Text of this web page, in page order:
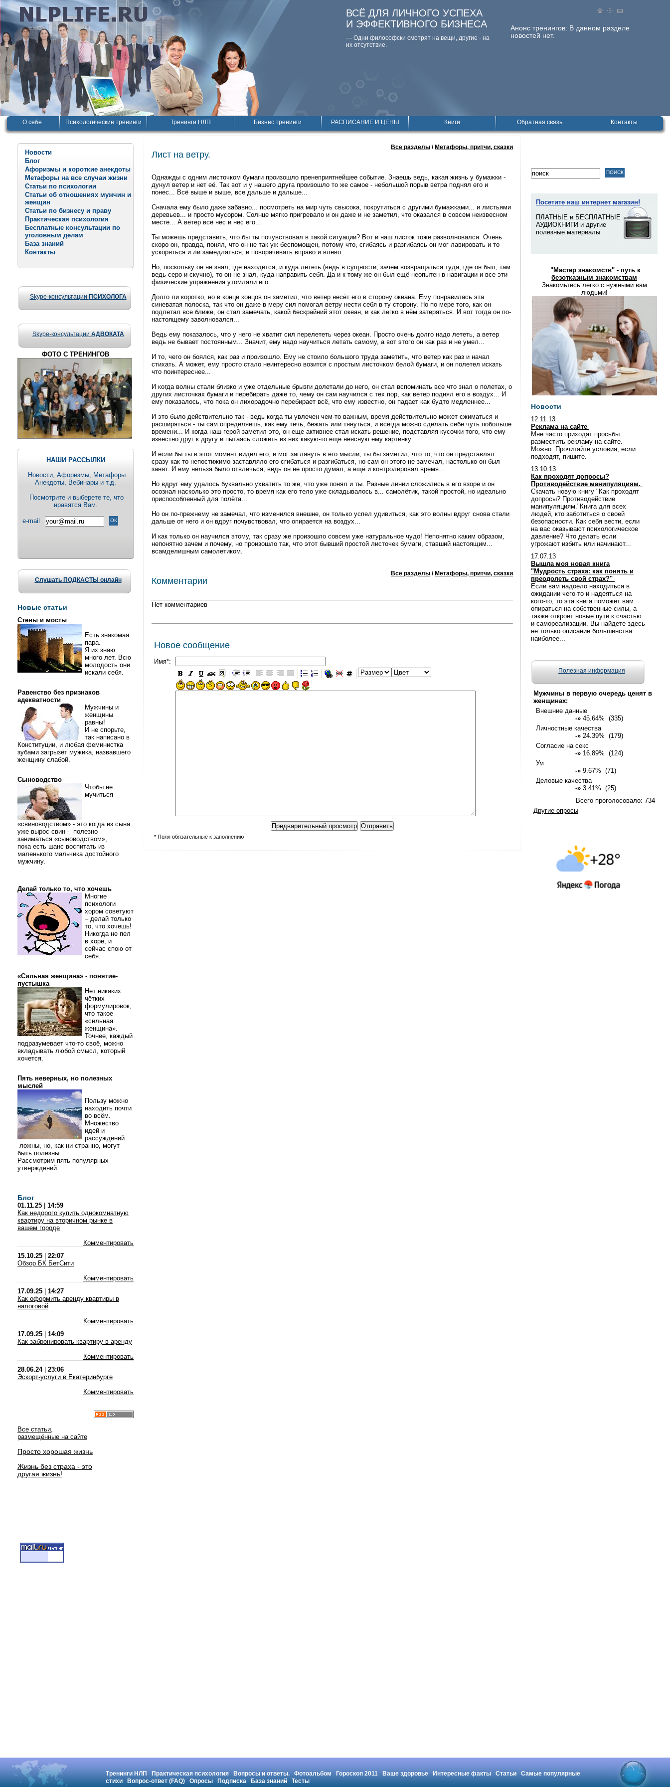
Анонс тренингов: В данном разделе
новостей нет.
ВСЁ ДЛЯ ЛИЧНОГО УСПЕХА
И ЭФФЕКТИВНОГО БИЗНЕСА
— Одни философски смотpят на вещи, дpугие - на
их отсутствие.
О себе Психологические тренинги Тренинги НЛП Бизнес тренинги РАСПИСАНИЕ И ЦЕНЫ Книги Обратная связь Контакты
Новости
Блог
Афоризмы и короткие анекдоты
Метафоры на все случаи жизни
Статьи по психологии
Статьи об отношениях мужчин и
женщин
Статьи по бизнесу и праву
Практическая психология
Бесплатные консультации по
уголовным делам
База знаний
Контакты
Skype-консультации ПСИХОЛОГА
Skype-консультации АДВОКАТА
ФОТО С ТРЕНИНГОВ
НАШИ РАССЫЛКИ
Новости, Aфоризмы, Метафоры
Анекдоты, Вебинары и т.д.
Посмотрите и выберете те, что
нравятся Вам.
e-mail
Слушать ПОДКАСТЫ онлайн
Новые статьи
Стены и мосты
Есть знакомая
пара.
Я их знаю
много лет. Всю
молодость они
искали себя.
Равенство без признаков
адекватности
Мужчины и
женщины
равны!
И не спорьте,
так написано в
Конституции, и любая феминистка
зубами загрызёт мужика, назвавшего
женщину слабой.
Сыноводство
Чтобы не
мучиться
«свиноводством» - это когда из сына
уже вырос свин - полезно
заниматься «сыноводством»,
пока есть шанс воспитать из
маленького мальчика достойного
мужчину.
Делай только то, что хочешь
Многие
психологи
хором советуют
– делай только
то, что хочешь!
Никогда не пел
в хоре, и
сейчас спою от
себя.
«Сильная женщина» - понятие-
пустышка
Нет никаких
чётких
формулировок,
что такое
«сильная
женщина».
Точнее, каждый
подразумевает что-то своё, можно
вкладывать любой смысл, который
хочется.
Пять неверных, но полезных
мыслей
Пользу можно
находить почти
во всём.
Множество
идей и
рассуждений
ложны, но, как ни странно, могут
быть полезны.
Рассмотрим пять популярных
утверждений.
Блог
01.11.25
14:59
Как недорого купить однокомнатную
квартиру на вторичном рынке в
вашем городе
Комментировать
15.10.25
22:07
Обзор БК БетСити
Комментировать
17.09.25
14:27
Как оформить аренду квартиры в
налоговой
Комментировать
17.09.25
14:09
Как забронировать квартиру в аренду
Комментировать
28.06.24| 23:06
Эскорт-услуги в Екатеринбурге
Комментировать
Все статьи,
размещённые на сайте
Просто хорошая жизнь
Жизнь без страха - это
другая жизнь!
Все разделы / Метафоры, притчи, сказки
Лист на ветру.
Однажды с одним листочком бумаги произошло пренеприятнейшее событие. Знаешь ведь, какая жизнь у бумажки -
дунул ветер и нет её. Так вот и у нашего друга произошло то же самое - небольшой порыв ветра поднял его и
понес... Всё выше и выше, все дальше и дальше...
Сначала ему было даже забавно... посмотреть на мир чуть свысока, покрутиться с другими бумажками... и листьями
деревьев... и просто мусором. Солнце мягко пригревало и он даже и не заметил, что оказался в совсем неизвесном
месте... А ветер всё нес и нес его...
Ты можешь представить, что бы ты почувствовал в такой ситуации? Вот и наш листок тоже разволновался. Очень
скоро он, правда, понял, что он не так уж беспомощен, потому что, сгибаясь и разгибаясь он мог лавировать и то
ускоряться и ли замедлаться, и поворачивать вправо и влево...
Но, поскольку он не знал, где находится, и куда лететь (ведь в сущности, зачем возвращаться туда, где он был, там
ведь серо и скучно), то он не знал, куда направить себя. Да и к тому же он был ещё неопытен в навигации и все эти
физические упражнения утомляли его...
Долго ли коротко, но в конце концов он заметил, что ветер несёт его в сторону океана. Ему понравилась эта
синеватая полоска, так что он даже в меру сил помогал ветру нести себя в ту сторону. Но по мере того, как он
подлетал все ближе, он стал замечать, какой бескрайний этот океан, и как легко в нём затеряться. И вот тогда он по-
настоящему заволновался...
Ведь ему показалось, что у него не хватит сил перелететь через океан. Просто очень долго надо лететь, а ветер
ведь не бывает постоянным... Значит, ему надо научиться летать самому, а вот этого он как раз и не умел...
И то, чего он боялся, как раз и произошло. Ему не стоило большого труда заметить, что ветер как раз и начал
стихать. А может, ему просто стало неинтересно возится с простым листочком белой бумаги, и он полетел искать
что поинтереснее...
И когда волны стали близко и уже отдельные брызги долетали до него, он стал вспоминать все что знал о полетах, о
других листочках бумаги и перебирать даже то, чему он сам научился с тех пор, как ветер поднял его в воздух... И
ему показалось, что пока он лихорадочно перебирает всё, что ему известно, он падает как будто медленнее...
И это было действительно так - ведь когда ты увлечен чем-то важным, время действительно может сжиматься и
расширяться - ты сам определяешь, как ему течь, бежать или тянуться, и всегда можно сделать себе чуть побольше
времени... И когда наш герой заметил это, он еще активнее стал искать решение, подставляя кусочки того, что ему
известно друг к другу и пытаясь сложить из них какую-то еще неясную ему картинку.
И если бы ты в этот момент видел его, и мог заглянуть в его мысли, ты бы заметил, что то, что он представлял
сразу как-то непостижимо заставляло его сгибаться и разгибаться, но сам он этого не замечал, настолько он был
занят. И ему нельзя было отвлечься, ведь он не просто думал, а ещё и контролировал время...
Но вдруг ему удалось буквально ухватить то же, что уже понял и ты. Разные линии сложились в его взоре и он
осознал насколько это просто, то время как его тело уже складывалось в... самолётик, такой простой, но идеально
приспособленный для полёта...
Но он по-прежнему не замечал, что изменился внешне, он только успел удивиться, как это волны вдруг снова стали
дальше от него и он вдруг почувствовал, что опирается на воздух...
И как только он научился этому, так сразу же произошло совсем уже натуральное чудо! Непонятно каким образом,
непонятно зачем и почему, но произошло так, что этот бывший простой листочек бумаги, ставший настоящим...
всамделишным самолетиком.
Все разделы / Метафоры, притчи, сказки
Комментарии
Нет комментариев
Новое сообщение
Имя*:
* Поля обязательные к заполнению
Посетите наш интернет магазин!
ПЛАТНЫЕ и БЕСПЛАТНЫЕ
АУДИОКНИГИ и другие
полезные материалы
"Мастер знакомств" - путь к
безотказным знакомствам
Знакомьтесь легко с нужными вам
людьми!
Новости
12.11.13
Реклама на сайте
Мне часто приходят просьбы
разместить рекламу на сайте.
Можно. Прочитайте условия, если
подходят, пишите.
13.10.13
Как проходят допросы?
Противодействие манипуляциям.
Скачать новую книгу "Как проходят
допросы? Противодействие
манипуляциям."Книга для всех
людей, кто заботиться о своей
безопасности. Как себя вести, если
на вас оказывают психологическое
давление? Что делать если
угрожают избить или начинают...
17.07.13
Вышла моя новая книга
"Мудрость страха: как понять и
преодолеть свой страх?"
Если вам надоело находиться в
ожидании чего-то и надеяться на
кого-то, то эта книга поможет вам
опираться на собственные силы, а
также откроет новые пути к счастью
и самореализации. Вы найдете здесь
не только описание большинства
наиболее...
Полезная информация
Мужчины в первую очередь ценят в
женщинах:
Внешние данные
-» 45.64% (335)
Личностные качества
-» 24.39% (179)
Согласие на секс
-» 16.89% (124)
Ум
-» 9.67% (71)
Деловые качества
-» 3.41% (25)
Всего проголосовало: 734
Другие опросы
Тренинги НЛП Практическая психология Вопросы и ответы. Фотоальбом Гороскоп 2011 Ваше здоровье Интересные факты Статьи
Самые популярные
стихи
Вопрос-ответ (FAQ) Опросы Подписка База знаний Тесты